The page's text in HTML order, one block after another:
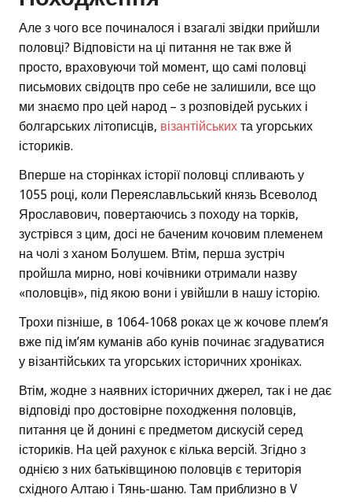
Але з чого все починалося і взагалі звідки прийшли
половці? Відповісти на ці питання не так вже й
просто, враховуючи той момент, що самі половці
письмових свідоцтв про себе не залишили, все що
ми знаємо про цей народ – з розповідей руських і
болгарських літописців, візантійських та угорських
істориків.
Вперше на сторінках історії половці спливають у
1055 році, коли Переяславльський князь Всеволод
Ярославович, повертаючись з походу на торків,
зустрівся з цим, досі не баченим кочовим племенем
на чолі з ханом Болушем. Втім, перша зустріч
пройшла мирно, нові кочівники отримали назву
«половців», під якою вони і увійшли в нашу історію.
Трохи пізніше, в 1064-1068 роках це ж кочове плем’я
вже під ім’ям куманів або кунів починає згадуватися
у візантійських та угорських історичних хроніках.
Втім, жодне з наявних історичних джерел, так і не дає
відповіді про достовірне походження половців,
питання це й донині є предметом дискусій серед
істориків. На цей рахунок є кілька версій. Згідно з
однією з них батьківщиною половців є територія
східного Алтаю і Тянь-шаню. Там приблизно в V